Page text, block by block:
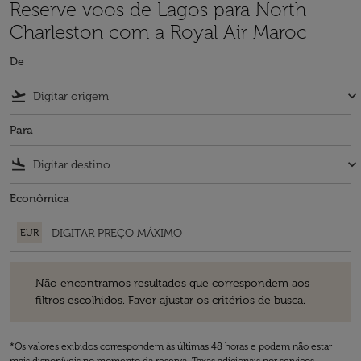
Reserve voos de Lagos para North
Charleston com a Royal Air Maroc
De
flight_takeoff keyboard_arrow_down
Para
flight_land keyboard_arrow_down
Econômica
EUR
Não encontramos resultados que correspondem aos
filtros escolhidos. Favor ajustar os critérios de busca.
*Os valores exibidos correspondem às últimas 48 horas e podem não estar